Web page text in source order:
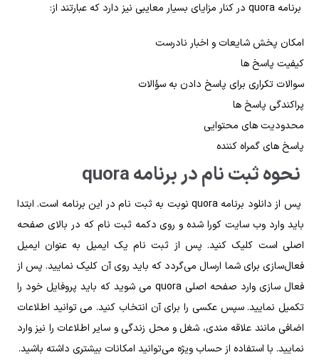
برنامه quora در کنار مزایای بسیار معایبی نیز دارد که عبارتند از:
امکان پخش شایعات و اخبار نادرست
کیفیت پاسخ‌ ها
سوالات تکراری برای پاسخ دادن به سؤالات
پراکندگی پاسخ‌ ها
محدودیت‌ های محتوایی
پاسخ‌ های گمراه‌ کننده
نحوه ثبت‌ نام در برنامه quora
پس‌ از دانلود برنامه quora نوبت به ثبت‌ نام در این برنامه است. ابتدا
باید وارد وب‌ سایت کورا شده و روی دکمه ثبت‌ نام که در بالای صفحه
اصلی است کلیک کنید. پس‌ از ثبت‌ نام یک ایمیل به‌ عنوان ایمیل
فعال‌سازی برای شما ارسال می‌گردد که باید روی آن کلیک نمایید. پس‌ از
فعال سازی وارد صفحه‌ اصلی quora می‌ شوید که باید پروفایل خود را
تکمیل نمایید. سپس عکسی را برای آن انتخاب کنید. می‌ توانید اطلاعات
اضافی مانند علاقه‌ مندی، شغل و محل زندگی و سایر اطلاعات را نیز وارد
نمایید. با استفاده از حساب ویژه می‌توانید امکانات بیشتری داشته باشید.